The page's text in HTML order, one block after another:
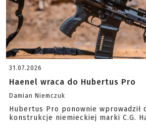
31.07.2026
Haenel wraca do Hubertus Pro
Damian Niemczuk
Hubertus Pro ponownie wprowadził
konstrukcje niemieckiej marki C.G.